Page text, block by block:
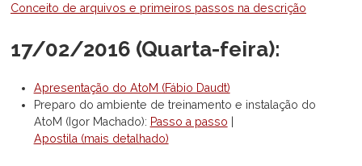
Conceito de arquivos e primeiros passos na descrição
17/02/2016 (Quarta-feira):
Apresentação do AtoM (Fábio Daudt)
Preparo do ambiente de treinamento e instalação do
AtoM (Igor Machado): Passo a passo
Apostila (mais detalhado)